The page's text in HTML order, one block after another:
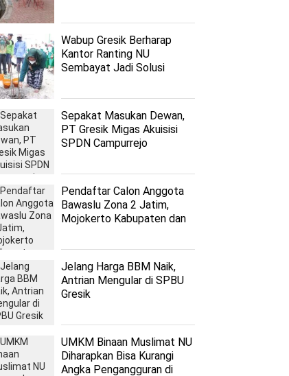
Wabup Gresik Berharap
Kantor Ranting NU
Sembayat Jadi Solusi
Sepakat Masukan Dewan,
PT Gresik Migas Akuisisi
SPDN Campurrejo
Pendaftar Calon Anggota
Bawaslu Zona 2 Jatim,
Mojokerto Kabupaten dan
Jelang Harga BBM Naik,
Antrian Mengular di SPBU
Gresik
UMKM Binaan Muslimat NU
Diharapkan Bisa Kurangi
Angka Pengangguran di